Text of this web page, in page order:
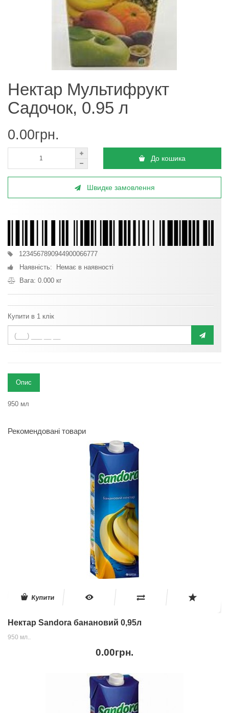
Нектар Мультифрукт
Садочок, 0.95 л
0.00грн.
До кошика
Швидке замовлення
1234567890944900066777
Наявність: Немає в наявності
Вага: 0.000 кг
Купити в 1 клік
Опис
950 мл
Рекомендовані товари
Купити
Нектар Sandora банановий 0,95л
950 мл..
0.00грн.